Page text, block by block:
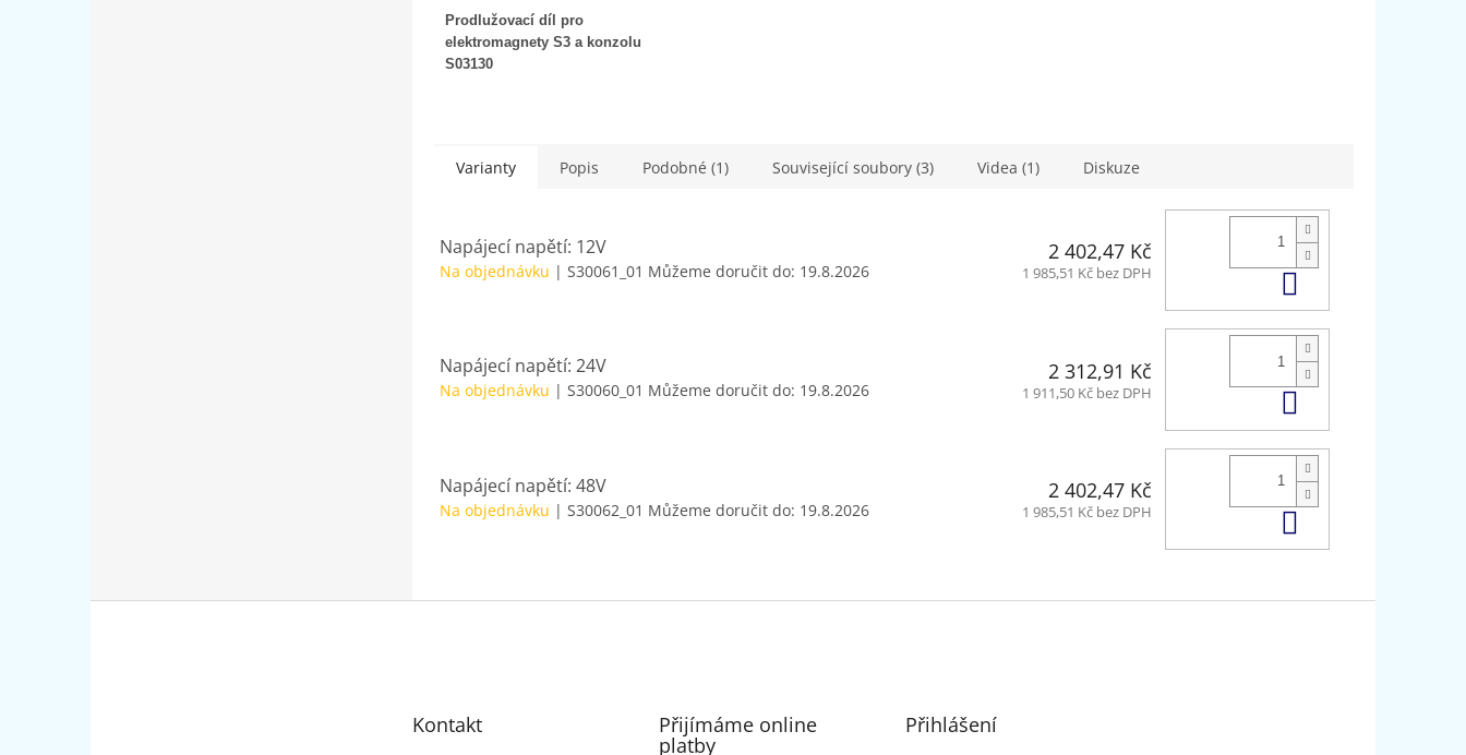
Prodlužovací díl pro
elektromagnety S3 a konzolu
S03130
Varianty Popis Podobné (1) Související soubory (3) Videa (1) Diskuze
Napájecí napětí: 12V
Na objednávku | S30061_01 Můžeme doručit do: 19.8.2026
2 402,47 Kč
1 985,51 Kč bez DPH Do košíku
Napájecí napětí: 24V
Na objednávku | S30060_01 Můžeme doručit do: 19.8.2026
2 312,91 Kč
1 911,50 Kč bez DPH
Napájecí napětí: 48V
Na objednávku | S30062_01 Můžeme doručit do: 19.8.2026
2 402,47 Kč
1 985,51 Kč bez DPH Do košíku
Kontakt Přijímáme online
platby
Přihlášení